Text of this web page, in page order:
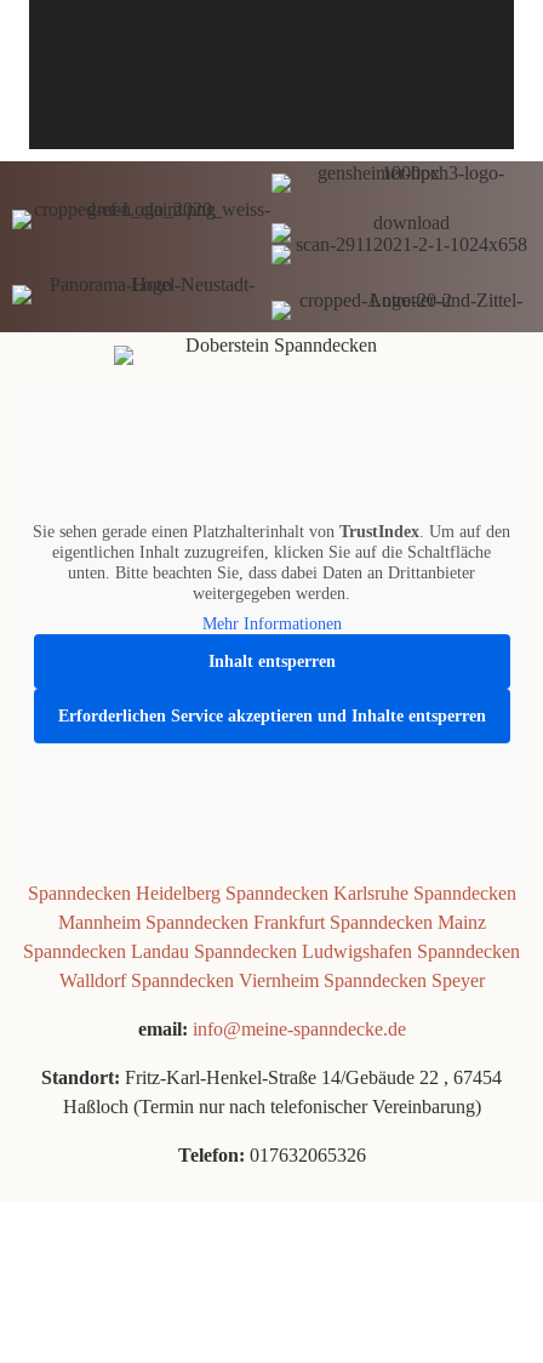
Sie sehen gerade einen Platzhalterinhalt von TrustIndex . Um auf den
eigentlichen Inhalt zuzugreifen, klicken Sie auf die Schaltfläche
unten. Bitte beachten Sie, dass dabei Daten an Drittanbieter
weitergegeben werden.
Mehr Informationen
Inhalt entsperren
Erforderlichen Service akzeptieren und Inhalte entsperren
Spanndecken Heidelberg Spanndecken Karlsruhe Spanndecken
Mannheim Spanndecken Frankfurt Spanndecken Mainz
Spanndecken Landau Spanndecken Ludwigshafen Spanndecken
Walldorf Spanndecken Viernheim Spanndecken Speyer
email: info@meine-spanndecke.de
Standort: Fritz-Karl-Henkel-Straße 14/Gebäude 22 , 67454
Haßloch (Termin nur nach telefonischer Vereinbarung)
Telefon: 017632065326